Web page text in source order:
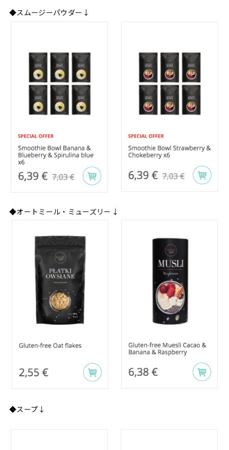
◆スムージーパウダー↓
◆オートミール・ミューズリー↓
◆スープ↓